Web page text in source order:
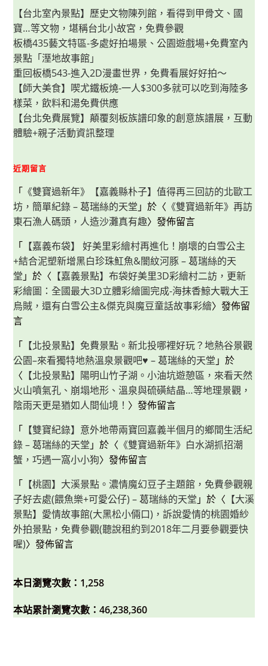
【台北室內景點】歷史文物陳列館，看得到甲骨文、國
寶…等文物，堪稱台北小故宮，免費參觀
板橋435藝文特區-多處好拍場景、公園遊戲場+免費室內
景點「溼地故事館」
重回板橋543-進入2D漫畫世界，免費看展好好拍～
【師大美食】喫尤鐵板燒-一人$300多就可以吃到海陸多
樣菜，飲料和湯免費供應
【台北免費展覽】顛覆刻板族譜印象的創意族譜展，互動
體驗+親子活動資訊整理
近期留言
「 《雙寶過新年》【嘉義縣朴子】值得再三回訪的北歐工
坊，簡單紀錄 – 葛瑞絲的天堂 」於〈 《雙寶過新年》再訪
東石漁人碼頭，人造沙灘真有趣〉發佈留言
「 【嘉義布袋】 好美里彩繪村再進化！崩壞的白雪公主
+結合泥塑新增黑白珍珠魟魚&闇紋河豚 – 葛瑞絲的天
堂 」於〈 【嘉義景點】布袋好美里3D彩繪村二訪，更新
彩繪圖：全國最大3D立體彩繪圖完成-海抹香鯨大戰大王
烏賊，還有白雪公主&傑克與魔豆童話故事彩繪〉發佈留
言
「 【北投景點】免費景點。新北投哪裡好玩？地熱谷景觀
公園–來看獨特地熱溫泉景觀吧♥ – 葛瑞絲的天堂 」於
〈 【北投景點】陽明山竹子湖。小油坑遊憩區，來看天然
火山噴氣孔、崩塌地形、溫泉與硫磺結晶…等地理景觀，
陰雨天更是猶如人間仙境！ 〉發佈留言
「 【雙寶紀錄】意外地帶兩寶回嘉義半個月的鄉間生活紀
錄 – 葛瑞絲的天堂 」於〈 《雙寶過新年》白水湖抓招潮
蟹，巧遇一窩小小狗〉發佈留言
「 【桃園】大溪景點。濃情魔幻豆子主題館，免費參觀親
子好去處(餵魚樂+可愛公仔) – 葛瑞絲的天堂 」於〈 【大溪
景點】愛情故事館(大黑松小倆口)，訴說愛情的桃園婚紗
外拍景點，免費參觀(聽說租約到2018年二月要參觀要快
喔)〉發佈留言
本日瀏覽次數：1,258
本站累計瀏覽次數：46,238,360